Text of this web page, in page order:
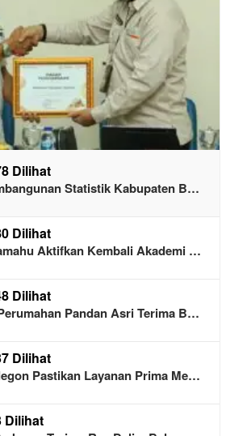
Dilihat
Statistik Kabupaten B…
Dilihat
Aktifkan Kembali Akademi …
Dilihat
Pandan Asri Terima B…
Dilihat
Pastikan Layanan Prima Me…
Dilihat